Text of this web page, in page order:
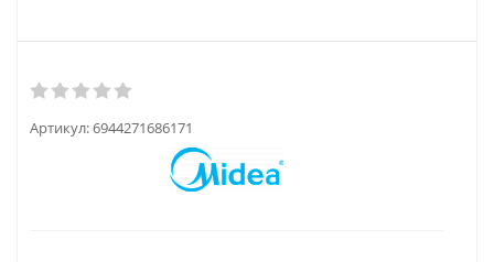
Артикул:6944271686171